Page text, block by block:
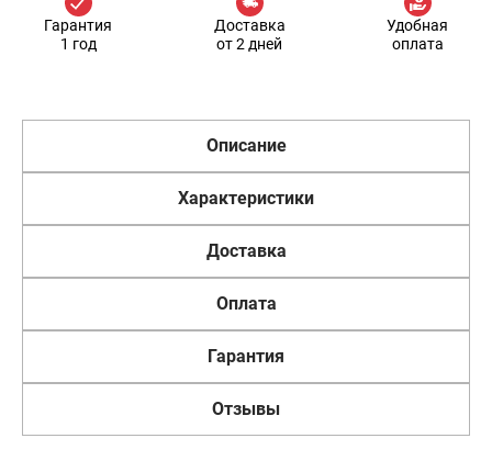
Гарантия
1 год
Доставка
от 2 дней
Удобная
оплата
Описание
Характеристики
Доставка
Оплата
Гарантия
Отзывы